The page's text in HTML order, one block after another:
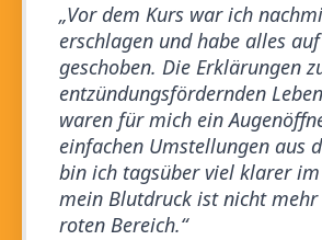
„Vor dem Kurs war ich
erschlagen und habe alles
geschoben. Die Erklärungen
entzündungsfördernden
waren für mich ein
einfachen Umstellungen aus
bin ich tagsüber viel klarer
mein Blutdruck ist nicht
roten Bereich.“